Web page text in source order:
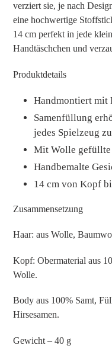
verziert sie, je nach
eine hochwertige
14 cm perfekt in jede
Handtäschchen und
Produktdetails
Handmontiert mit
Samenfüllung
jedes Spielzeug
Mit Wolle gefüllte
Handbemalte
14 cm von Kopf
Zusammensetzung
Haar: aus Wolle,
Kopf: Obermaterial aus
Wolle.
Body aus 100% Samt,
Hirsesamen.
Gewicht – 40 g